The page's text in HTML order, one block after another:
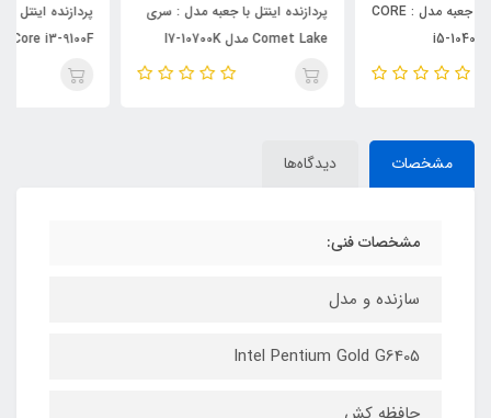
پردازنده اینتل با جعبه مدل : سری
Comet Lake مدل I7-10700K
پردازنده اینتل با جعبه مدل :
comet lake Core i3-9100F
3.6GHz LGA 1151
مشخصات دیدگاه‌ها
مشخصات فنی:
سازنده و مدل
Intel Pentium Gold G6405